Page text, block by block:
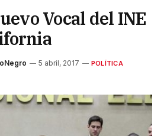
Vocal del INE
5 abril, 2017 POLÍTICA